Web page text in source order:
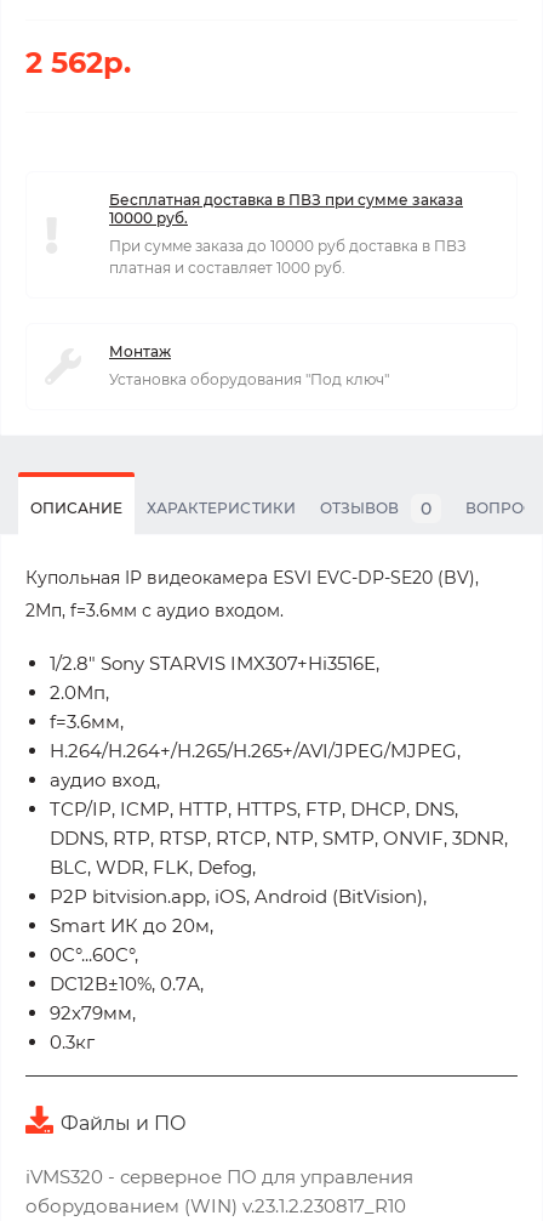
2 562р.
Бесплатная доставка в ПВЗ при сумме заказа
10000 руб.
При сумме заказа до 10000 руб доставка в ПВЗ
платная и составляет 1000 руб.
Монтаж
Установка оборудования "Под ключ"
ОПИСАНИЕ ХАРАКТЕРИСТИКИ ОТЗЫВОВ 0
Купольная IP видеокамера ESVI EVC-DP-SE20 (BV),
2Мп, f=3.6мм с аудио входом.
1/2.8" Sony STARVIS IMX307+Hi3516E,
2.0Мп,
f=3.6мм,
H.264/H.264+/H.265/H.265+/AVI/JPEG/MJPEG,
аудио вход,
TCP/IP, ICMP, HTTP, HTTPS, FTP, DHCP, DNS,
DDNS, RTP, RTSP, RTCP, NTP, SMTP, ONVIF, 3DNR,
BLC, WDR, FLK, Defog,
P2P bitvision.app, iOS, Android (BitVision),
Smart ИК до 20м,
0C°...60C°,
DC12В±10%, 0.7А,
92x79мм,
0.3кг
Файлы и ПО
iVMS320 - серверное ПО для управления
оборудованием (WIN) v.23.1.2.230817_R10